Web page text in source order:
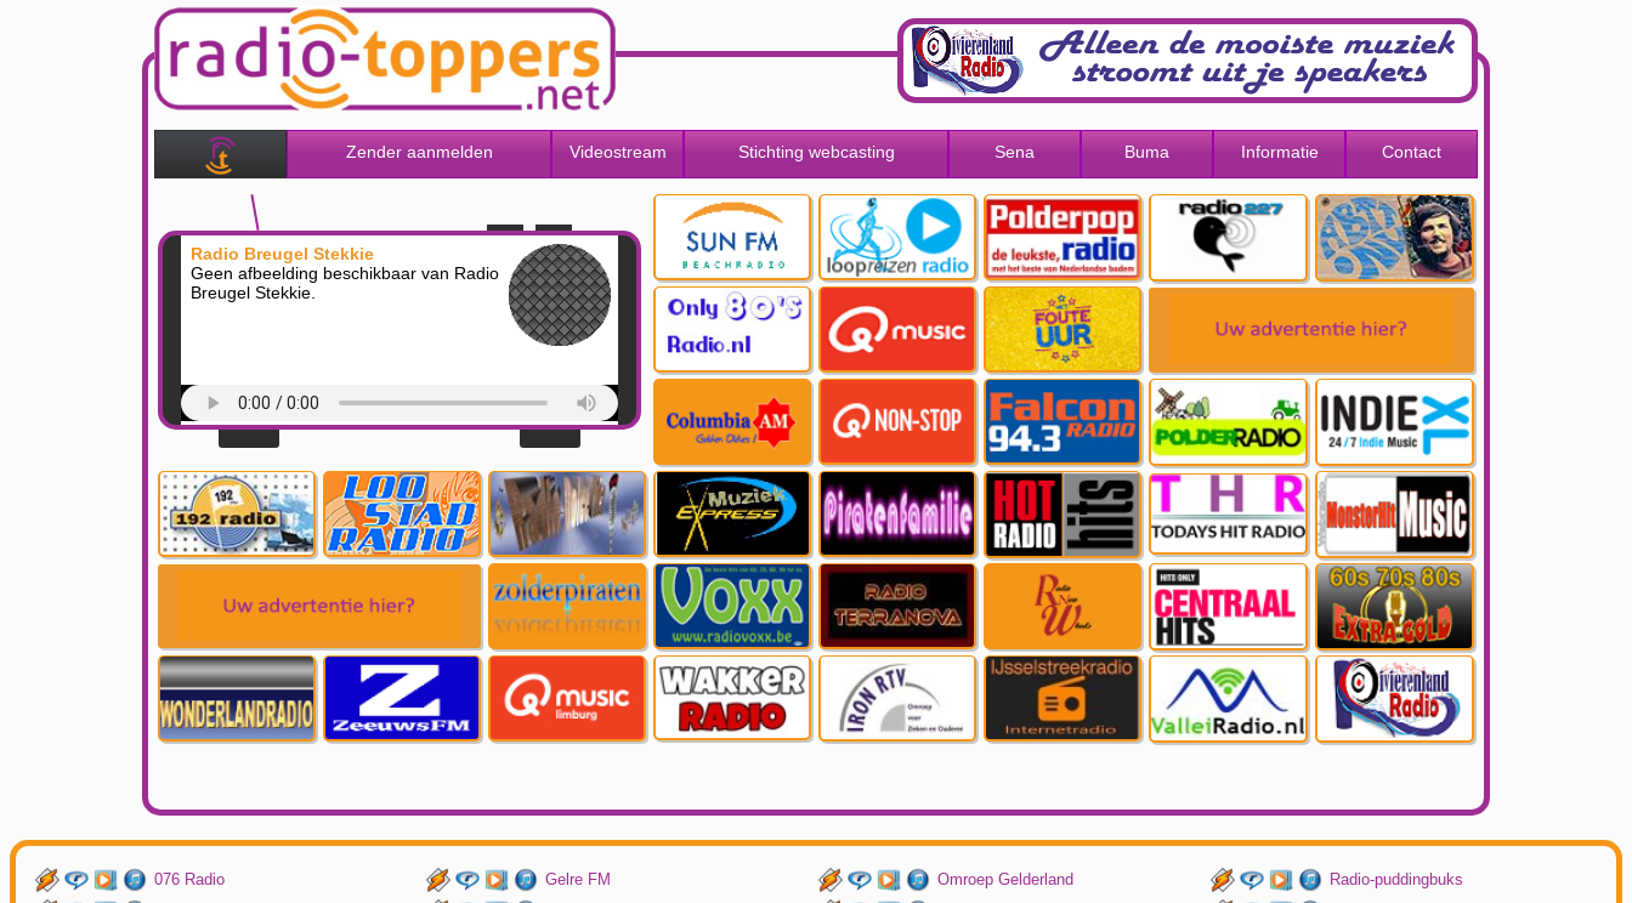
Zender aanmelden Videostream Stichting webcasting Sena Buma Informatie Contact
Radio Breugel Stekkie
Geen afbeelding beschikbaar van Radio
Breugel Stekkie.
076 Radio
Gelre FM
Omroep Gelderland
Radio-puddingbuks